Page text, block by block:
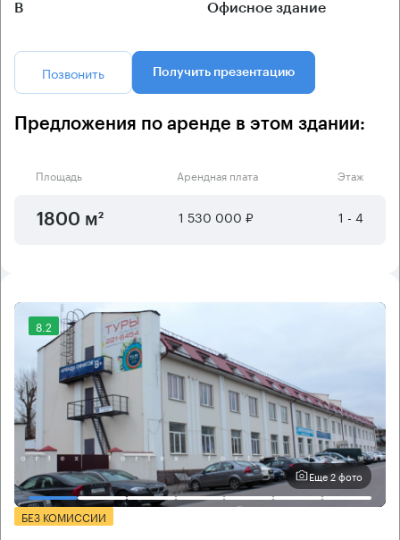
B Офисное здание
Позвонить Получить презентацию
Предложения по аренде в этом здании:
Площадь Арендная плата Этаж
1800 м² 1 530 000 ₽ 1 - 4
8.2
Еще 2 фото
БЕЗ КОМИССИИ